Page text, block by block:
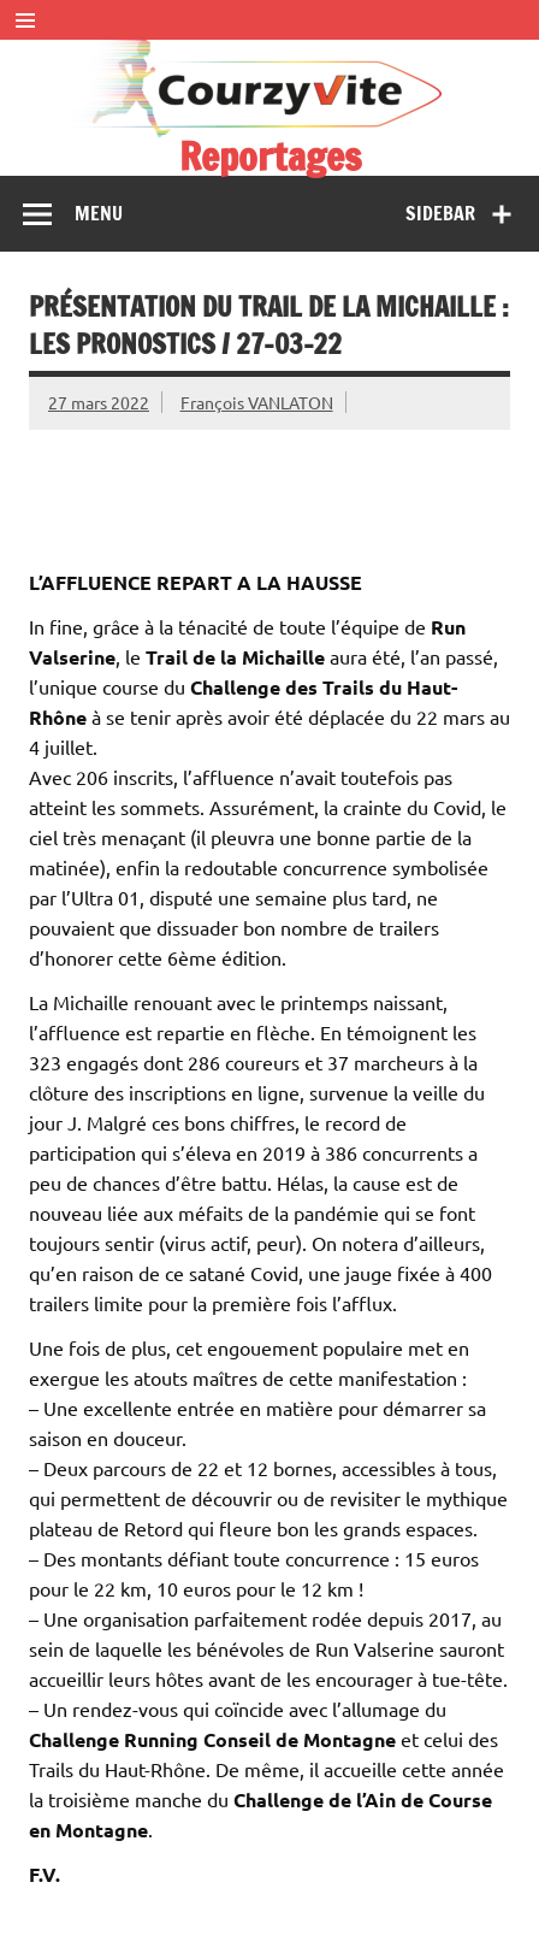
Skip
to
content
Reportages
SIDEBAR
MENU
PRÉSENTATION DU TRAIL DE LA MICHAILLE :
LES PRONOSTICS / 27-03-22
27 mars 2022 François VANLATON
L’AFFLUENCE REPART A LA HAUSSE
In fine, grâce à la ténacité de toute l’équipe de Run
Valserine, le Trail de la Michaille aura été, l’an passé,
l’unique course du Challenge des Trails du Haut-
Rhône à se tenir après avoir été déplacée du 22 mars au
4 juillet.
Avec 206 inscrits, l’affluence n’avait toutefois pas
atteint les sommets. Assurément, la crainte du Covid, le
ciel très menaçant (il pleuvra une bonne partie de la
matinée), enfin la redoutable concurrence symbolisée
par l’Ultra 01, disputé une semaine plus tard, ne
pouvaient que dissuader bon nombre de trailers
d’honorer cette 6ème édition.
La Michaille renouant avec le printemps naissant,
l’affluence est repartie en flèche. En témoignent les
323 engagés dont 286 coureurs et 37 marcheurs à la
clôture des inscriptions en ligne, survenue la veille du
jour J. Malgré ces bons chiffres, le record de
participation qui s’éleva en 2019 à 386 concurrents a
peu de chances d’être battu. Hélas, la cause est de
nouveau liée aux méfaits de la pandémie qui se font
toujours sentir (virus actif, peur). On notera d’ailleurs,
qu’en raison de ce satané Covid, une jauge fixée à 400
trailers limite pour la première fois l’afflux.
Une fois de plus, cet engouement populaire met en
exergue les atouts maîtres de cette manifestation :
– Une excellente entrée en matière pour démarrer sa
saison en douceur.
– Deux parcours de 22 et 12 bornes, accessibles à tous,
qui permettent de découvrir ou de revisiter le mythique
plateau de Retord qui fleure bon les grands espaces.
– Des montants défiant toute concurrence : 15 euros
pour le 22 km, 10 euros pour le 12 km !
– Une organisation parfaitement rodée depuis 2017, au
sein de laquelle les bénévoles de Run Valserine sauront
accueillir leurs hôtes avant de les encourager à tue-tête.
– Un rendez-vous qui coïncide avec l’allumage du
Challenge Running Conseil de Montagne et celui des
Trails du Haut-Rhône. De même, il accueille cette année
la troisième manche du Challenge de l’Ain de Course
en Montagne.
F.V.